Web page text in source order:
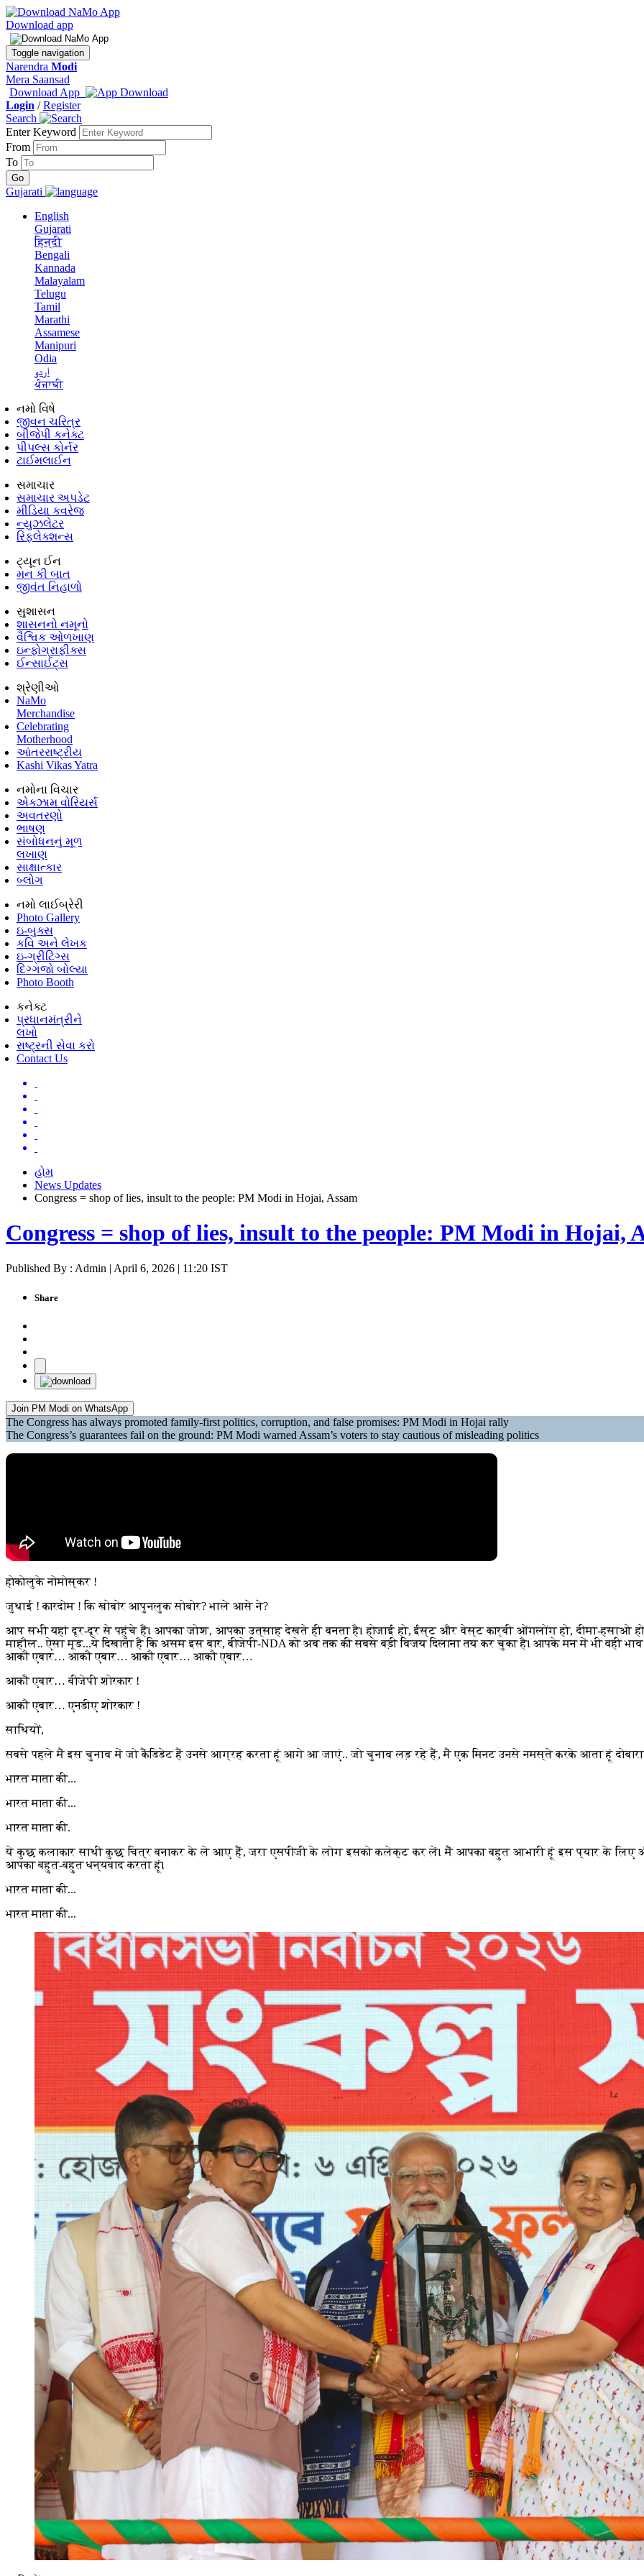
Download app
Toggle navigation
Narendra Modi
Mera Saansad
Download App
Login /Register
Search
Enter Keyword
From
To
Gujarati
English
Gujarati
हिन्दी
Bengali
Kannada
Malayalam
Telugu
Tamil
Marathi
Assamese
Manipuri
Odia
اردو
ਪੰਜਾਬੀ
નમો વિષે
જીવન ચરિત્ર
બીજેપી કનેક્ટ
પીપલ્સ કોર્નર
ટાઈમલાઈન
સમાચાર
સમાચાર અપડેટ
મીડિયા કવરેજ
ન્યુઝલેટર
રિફ્લેક્શન્સ
ટ્યૂન ઈન
મન કી બાત
જીવંત નિહાળો
સુશાસન
શાસનનો નમૂનો
વૈશ્વિક ઓળખાણ
ઇન્ફોગ્રાફીક્સ
ઈન્સાઈટ્સ
શ્રેણીઓ
NaMo
Merchandise
Celebrating
Motherhood
આંતરરાષ્ટ્રીય
Kashi Vikas Yatra
નમોના વિચાર
એક્ઝામ વોરિયર્સ
અવતરણો
ભાષણ
સંબોધનનું મૂળ
લખાણ
સાક્ષાત્કાર
બ્લોગ
નમો લાઈબ્રેરી
Photo Gallery
ઇ-બુક્સ
કવિ અને લેખક
ઇ-ગ્રીટિંગ્સ
દિગ્ગજો બોલ્યા
Photo Booth
કનેક્ટ
પ્રધાનમંત્રીને
લખો
રાષ્ટ્રની સેવા કરો
Contact Us
હોમ
News Updates
Congress = shop of lies, insult to the people: PM Modi in Hojai, Assam
Congress = shop of lies, insult to the people: PM Modi in Hojai,
Published By : Admin | April 6, 2026 | 11:20 IST
Share
Join PM Modi on WhatsApp
The Congress has always promoted family-first politics, corruption, and false promises: PM Modi in Hojai rally
The Congress’s guarantees fail on the ground: PM Modi warned Assam’s voters to stay cautious of misleading politics
होकोलुके नोमोस्कर !
जुथाई ! कारदोम ! कि खोबोर आपुनलुक सोबोर? भाले आसे ने?
आप सभी यहां दूर-दूर से पहुंचे हैं। आपका जोश, आपका उत्साह देखते ही बनता है। होजाई हो, ईस्ट और वेस्ट कार्बी ओंगलोंग हो, दीमा-
माहौल.. ऐसा मूड...ये दिखाता है कि असम इस बार, बीजेपी-NDA को अब तक की सबसे बड़ी विजय दिलाना तय कर चुका है। आपके मन में भी वही
आकौ एबार… आकौ एबार… आकौ एबार… आकौ एबार…
आकौ एबार… बीजेपी शोरकार !
आकौ एबार… एनडीए शोरकार !
साथियों,
सबसे पहले मैं इस चुनाव में जो कैंडिडेट हैं उनसे आग्रह करता हूं आगे आ जाएं.. जो चुनाव लड़ रहे हैं, मैं एक मिनट उनसे नमस्ते करके आता हूं
भारत माता की...
भारत माता की...
भारत माता की.
ये कुछ कलाकार साथी कुछ चित्र बनाकर के ले आए हैं, जरा एसपीजी के लोग इसको कलेक्ट कर लें। मैं आपका बहुत आभारी हूं इस प्यार के लिए
आपका बहुत-बहुत धन्यवाद करता हूं।
भारत माता की...
भारत माता की...